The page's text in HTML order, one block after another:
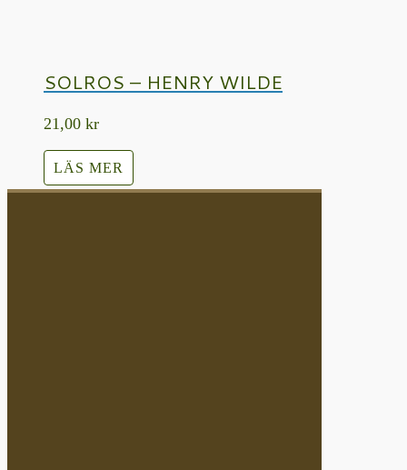
SOLROS – HENRY WILDE
21,00 kr
LÄS MER